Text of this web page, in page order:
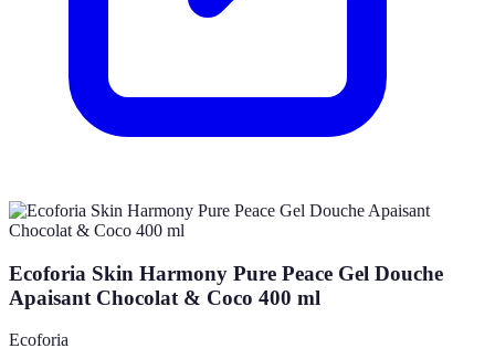
Ecoforia Skin Harmony Pure Peace Gel Douche
Apaisant Chocolat & Coco 400 ml
Ecoforia